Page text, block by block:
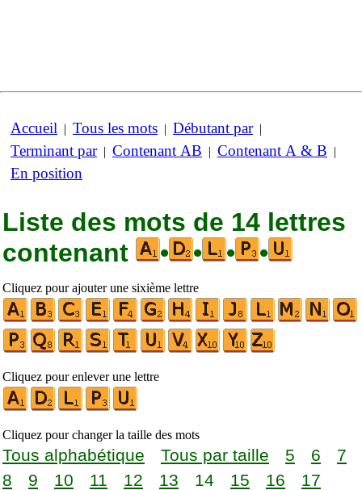
Accueil | Tous les mots | Débutant par|
Terminant par| Contenant AB | Contenant A & B |
En position
Liste des mots de 14 lettres
contenant
• • • •
Cliquez pour ajouter une sixième lettre
Cliquez pour enlever une lettre
Cliquez pour changer la taille des mots
Tous alphabétique Tous par taille 5 6
7
8
9 10 11 12 13 14 15 16
17